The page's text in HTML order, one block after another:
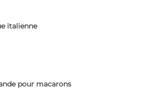
italienne
pour macarons